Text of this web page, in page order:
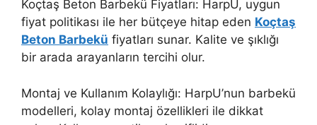
Koçtaş Beton Barbekü Fiyatları: HarpU, uygun
fiyat politikası ile her bütçeye hitap eden Koçtaş
Beton Barbekü fiyatları sunar. Kalite ve şıklığı
bir arada arayanların tercihi olur.
Montaj ve Kullanım Kolaylığı: HarpU’nun barbekü
modelleri, kolay montaj özellikleri ile dikkat